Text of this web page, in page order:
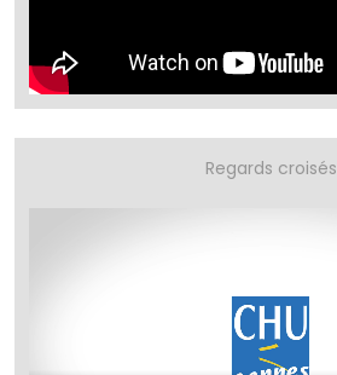
Regards croisés